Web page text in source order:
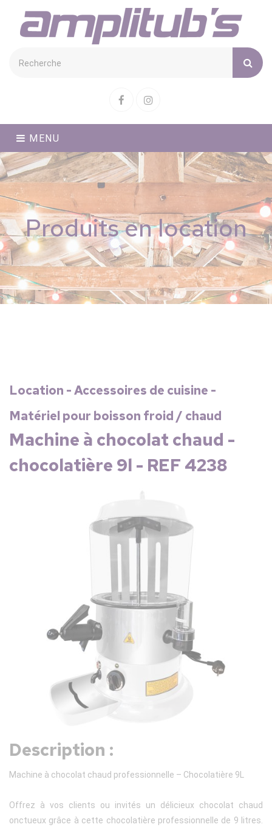
FacebookInstagram
MENU
Produits en location
Location - Accessoires de cuisine -
Matériel pour boisson froid / chaud
Machine à chocolat chaud -
chocolatière 9l - REF 4238
Description :
Machine à chocolat chaud professionnelle – Chocolatière 9L
Offrez à vos clients ou invités un délicieux chocolat chaud
onctueux grâce à cette chocolatière professionnelle de 9 litres.
Cookies management panel